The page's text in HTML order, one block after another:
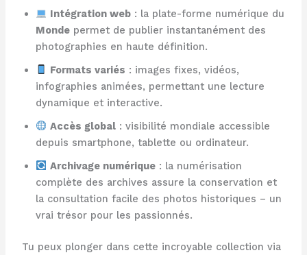
Intégration web : la plate-forme numérique du
Mondepermet de publier instantanément des
photographies en haute définition.
Formats variés : images fixes, vidéos,
infographies animées, permettant une lecture
dynamique et interactive.
Accès global : visibilité mondiale accessible
depuis smartphone, tablette ou ordinateur.
Archivage numérique : la numérisation
complète des archives assure la conservation et
la consultation facile des photos historiques – un
vrai trésor pour les passionnés.
Tu peux plonger dans cette incroyable collection via